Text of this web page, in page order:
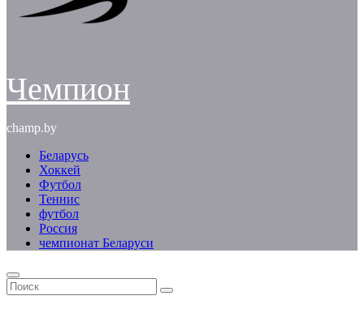
Чемпион
champ.by
Беларусь
Хоккей
Футбол
Теннис
футбол
Россия
чемпионат Беларуси